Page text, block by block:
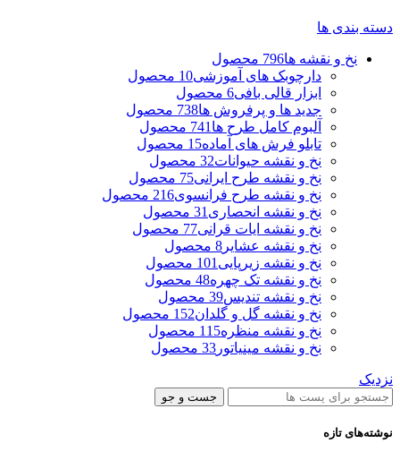
دسته بندی ها
نخ و نقشه ها796 محصول
دارچوبک های آموزشی10 محصول
ابزار قالی بافی6 محصول
جدید ها و پرفروش ها738 محصول
آلبوم کامل طرح ها 741 محصول
تابلو فرش های آماده15 محصول
نخ و نقشه حیوانات32 محصول
نخ و نقشه طرح ایرانی75 محصول
نخ و نقشه طرح فرانسوی216 محصول
نخ و نقشه انحصاری 31 محصول
نخ و نقشه ایات قرانی77 محصول
نخ و نقشه عشایر 8 محصول
نخ و نقشه زیرپایی 101 محصول
نخ و نقشه تک چهره48 محصول
نخ و نقشه تندیس39 محصول
نخ و نقشه گل و گلدان152 محصول
نخ و نقشه منظره115 محصول
نخ و نقشه مینیاتور 33 محصول
نزدیک
جست و جو
نوشته‌های تازه